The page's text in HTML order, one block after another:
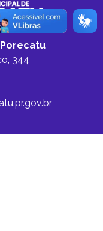
344